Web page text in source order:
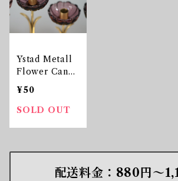
Ystad Metall
Flower Candl
e Holder Pur
ple 二輪
¥50
SOLD OUT
配送料金：880円〜